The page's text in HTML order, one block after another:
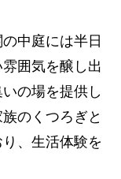
中庭には半日
囲気を醸し出
の場を提供し
のくつろぎと
、生活体験を